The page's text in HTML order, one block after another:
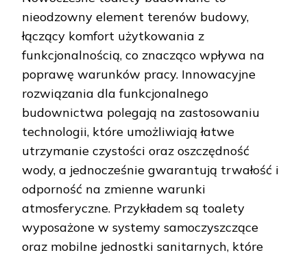
nieodzowny element terenów budowy,
łączący komfort użytkowania z
funkcjonalnością, co znacząco wpływa na
poprawę warunków pracy. Innowacyjne
rozwiązania dla funkcjonalnego
budownictwa polegają na zastosowaniu
technologii, które umożliwiają łatwe
utrzymanie czystości oraz oszczędność
wody, a jednocześnie gwarantują trwałość i
odporność na zmienne warunki
atmosferyczne. Przykładem są toalety
wyposażone w systemy samoczyszczące
oraz mobilne jednostki sanitarnych, które